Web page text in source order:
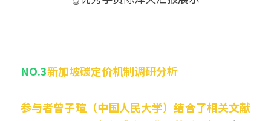
NO.3新加坡碳定价机制调研分析
参与者曾子瑄（中国人民大学）结合了相关文献